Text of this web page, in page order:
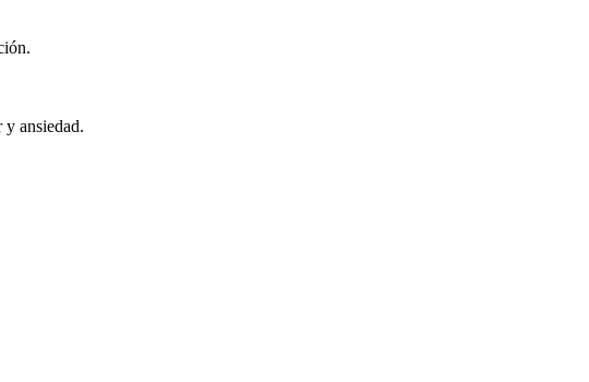
y ansiedad.